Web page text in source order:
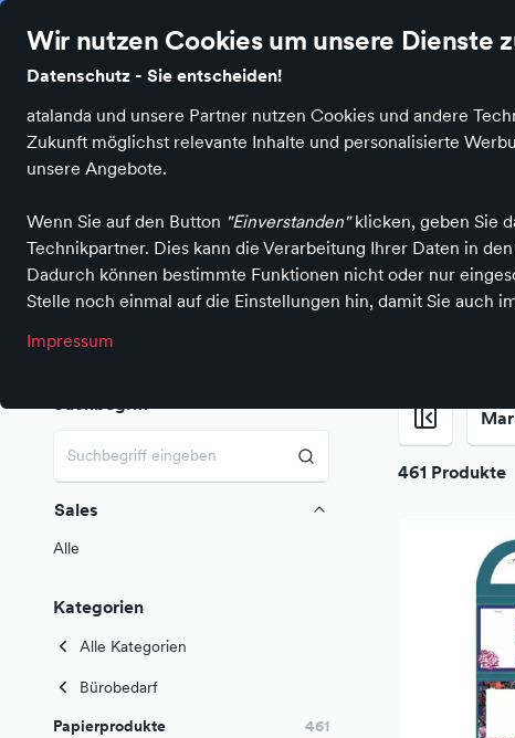
Wir nutzen Cookies um unsere Dienste
Datenschutz - Sie entscheiden!
atalanda und unsere Partner nutzen Cookies und andere
Zukunft möglichst relevante Inhalte und personalisierte
unsere Angebote.
Wenn Sie auf den Button "Einverstanden"klicken, geben Sie
Technikpartner. Dies kann die Verarbeitung Ihrer Daten in
Dadurch können bestimmte Funktionen nicht oder nur
Stelle noch einmal auf die Einstellungen hin, damit Sie auch
Impressum
Produktkategorien Anbieter Marken
Einkaufen in Regensburg Bürobedarf Schreibwaren
Papierprodukte in
Suchbegriff
Sales
Alle
Kategorien
Alle Kategorien
Bürobedarf
Papierprodukte
461
461 Produkte